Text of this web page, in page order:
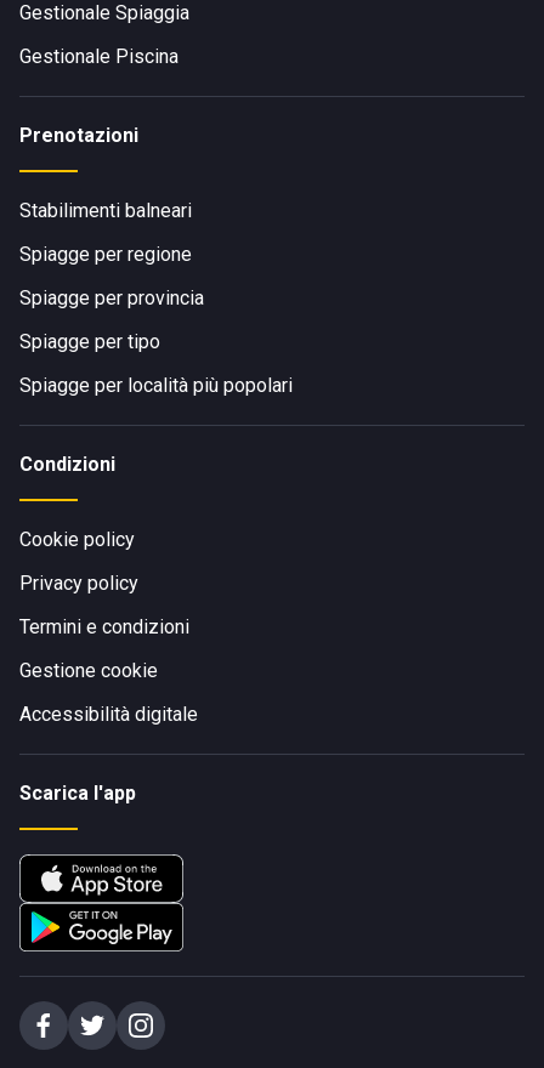
Gestionale Spiaggia
Gestionale Piscina
Prenotazioni
Stabilimenti balneari
Spiagge per regione
Spiagge per provincia
Spiagge per tipo
Spiagge per località più popolari
Condizioni
Cookie policy
Privacy policy
Termini e condizioni
Gestione cookie
Accessibilità digitale
Scarica l'app